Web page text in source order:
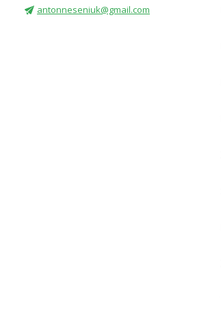
antonneseniuk@gmail.com